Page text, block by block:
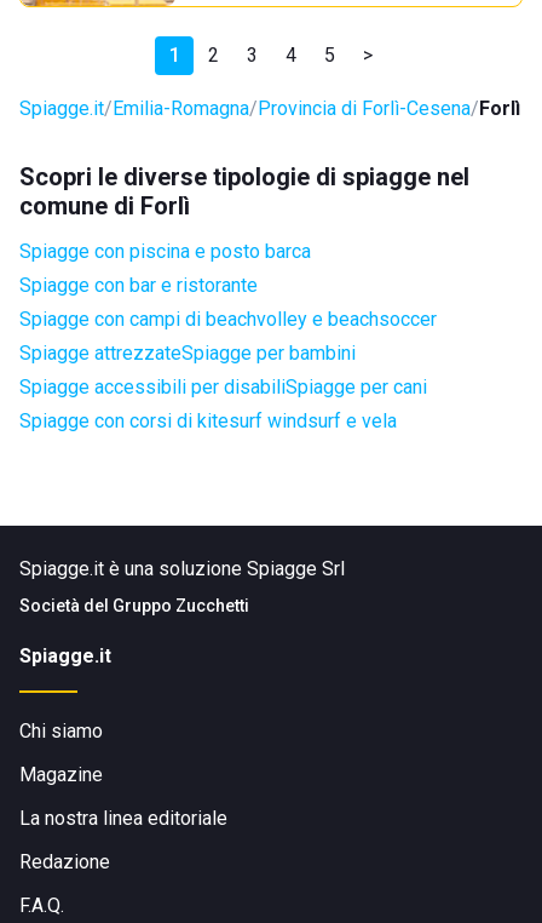
1 2 3 4 5 >
Spiagge.it Emilia-Romagna Provincia di Forlì-Cesena Forlì
Scopri le diverse tipologie di spiagge nel
comune di Forlì
Spiagge con piscina e posto barca
Spiagge con bar e ristorante
Spiagge con campi di beachvolley e beachsoccer
Spiagge attrezzateSpiagge per bambini
Spiagge accessibili per disabiliSpiagge per cani
Spiagge con corsi di kitesurf windsurf e vela
Spiagge.it è una soluzione Spiagge Srl
Società del Gruppo Zucchetti
Spiagge.it
Chi siamo
Magazine
La nostra linea editoriale
Redazione
F.A.Q.